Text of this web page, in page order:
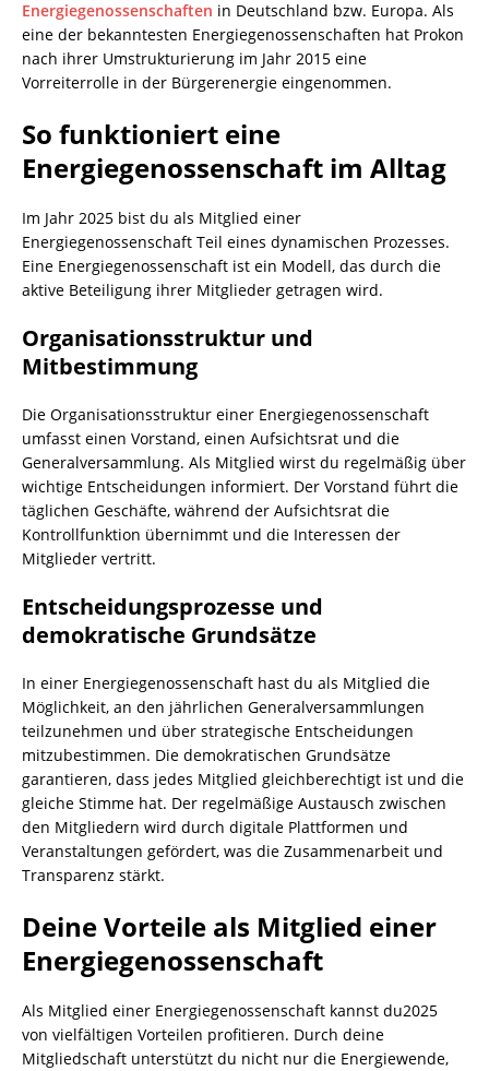
Energiegenossenschaften in Deutschland bzw. Europa. Als
eine der bekanntesten Energiegenossenschaften hat Prokon
nach ihrer Umstrukturierung im Jahr 2015 eine
Vorreiterrolle in der Bürgerenergie eingenommen.
So funktioniert eine
Energiegenossenschaft im Alltag
Im Jahr 2025 bist du als Mitglied einer
Energiegenossenschaft Teil eines dynamischen Prozesses.
Eine Energiegenossenschaft ist ein Modell, das durch die
aktive Beteiligung ihrer Mitglieder getragen wird.
Organisationsstruktur und
Mitbestimmung
Die Organisationsstruktur einer Energiegenossenschaft
umfasst einen Vorstand, einen Aufsichtsrat und die
Generalversammlung. Als Mitglied wirst du regelmäßig über
wichtige Entscheidungen informiert. Der Vorstand führt die
täglichen Geschäfte, während der Aufsichtsrat die
Kontrollfunktion übernimmt und die Interessen der
Mitglieder vertritt.
Entscheidungsprozesse und
demokratische Grundsätze
In einer Energiegenossenschaft hast du als Mitglied die
Möglichkeit, an den jährlichen Generalversammlungen
teilzunehmen und über strategische Entscheidungen
mitzubestimmen. Die demokratischen Grundsätze
garantieren, dass jedes Mitglied gleichberechtigt ist und die
gleiche Stimme hat. Der regelmäßige Austausch zwischen
den Mitgliedern wird durch digitale Plattformen und
Veranstaltungen gefördert, was die Zusammenarbeit und
Transparenz stärkt.
Deine Vorteile als Mitglied einer
Energiegenossenschaft
Als Mitglied einer Energiegenossenschaft kannst du2025
von vielfältigen Vorteilen profitieren. Durch deine
Mitgliedschaft unterstützt du nicht nur die Energiewende,